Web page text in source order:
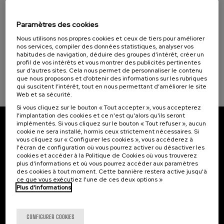
sektorean
10 h. Basque Espagnol
...
Gratuit
Dernières
places
Gratuit
Date
passée
Liste
d'attente
Période
d'inscription
terminée
Abonnez-vous à notre bulletin
Inscrivez-vous pour être le premier à recevoir les
actualités de l'UIK.
S'abonner
Contact
Paramètres des cookies
Nous utilisons nos propres cookies et ceux de tiers pour améliorer
nos services, compiler des données statistiques, analyser vos
habitudes de navigation, déduire des groupes d’intérêt, créer un
profil de vos intérêts et vous montrer des publicités pertinentes
sur d’autres sites. Cela nous permet de personnaliser le contenu
que nous proposons et d’obtenir des informations sur les rubriques
qui suscitent l’intérêt, tout en nous permettant d’améliorer le site
Web et sa sécurité.
Si vous cliquez sur le bouton « Tout accepter », vous accepterez
l'implantation des cookies et ce n'est qu'alors qu'ils seront
implémentés. Si vous cliquez sur le bouton « Tout refuser », aucun
cookie ne sera installé, hormis ceux strictement nécessaires. Si
vous cliquez sur « Configurer les cookies », vous accéderez à
l'écran de configuration où vous pourrez activer ou désactiver les
cookies et accéder à la Politique de Cookies où vous trouverez
plus d'informations et où vous pourrez accéder aux paramètres
des cookies à tout moment. Cette bannière restera active jusqu'à
ce que vous exécutiez l'une de ces deux options »
Plus d'informations
CONFIGURER COOKIES